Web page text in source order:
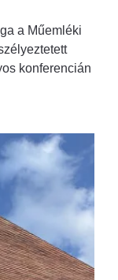
a Műemléki
konferencián